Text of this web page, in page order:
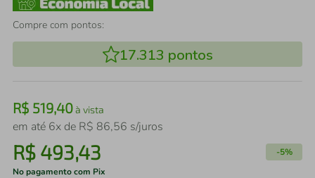
Compre com pontos:
17.313 pontos
R$ 519,40à vista
em até 6x de R$ 86,56 s/juros
R$ 493,43 -5%
No pagamento com Pix